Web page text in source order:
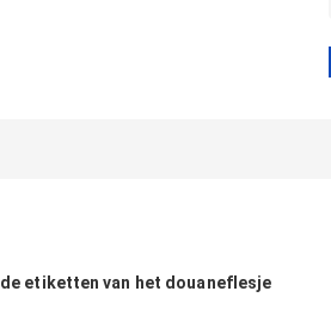
de etiketten van het douaneflesje